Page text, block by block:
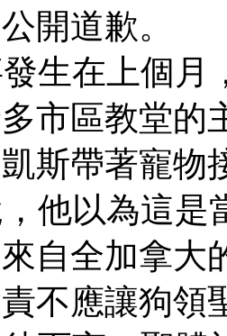
開道歉。
生在上個月
市區教堂的
斯帶著寵物
他以為這是
自全加拿大
不應讓狗領